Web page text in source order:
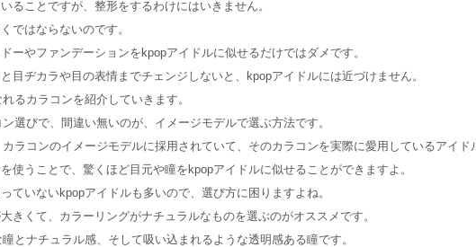
ることですが、整形をするわけにはいきません。
ではならないのです。
ーやファンデーションをkpopアイドルに似せるだけではダメです。
目ヂカラや目の表情までチェンジしないと、kpopアイドルには近づけません。
るカラコンを紹介していきます。
選びで、間違い無いのが、イメージモデルで選ぶ方法です。
ラコンのイメージモデルに採用されていて、そのカラコンを実際に愛用しているアイド
使うことで、驚くほど目元や瞳をkpopアイドルに似せることができますよ。
ていないkpopアイドルも多いので、選び方に困りますよね。
きくて、カラーリングがナチュラルなものを選ぶのがオススメです。
とナチュラル感、そして吸い込まれるような透明感ある瞳です。